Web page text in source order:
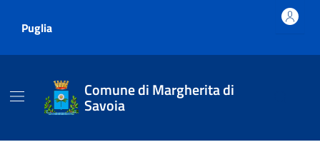
Puglia
Comune di Margherita di
Savoia